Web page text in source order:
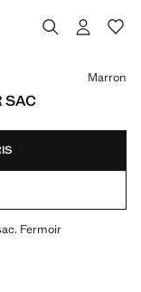
SAC
Marron
Fermoir